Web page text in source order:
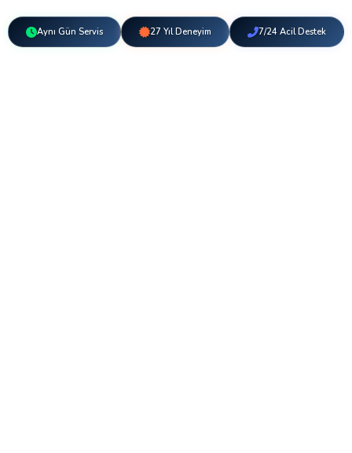
Aynı Gün Servis 27 Yıl Deneyim 7/24 Acil Destek